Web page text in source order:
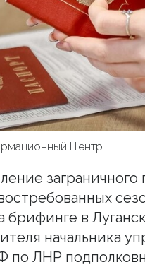
Центр
заграничного
брифинге в
начальника
по ЛНР